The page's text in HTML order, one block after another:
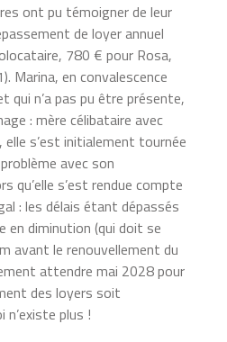
ont pu témoigner de leur
de loyer annuel
780 € pour Rosa,
Marina, en convalescence
qui n’a pas pu être présente,
: mère célibataire avec
s’est initialement tournée
avec son
qu’elle s’est rendue compte
: les délais étant dépassés
en diminution (qui doit se
avant le renouvellement du
attendre mai 2028 pour
des loyers soit
n’existe plus !